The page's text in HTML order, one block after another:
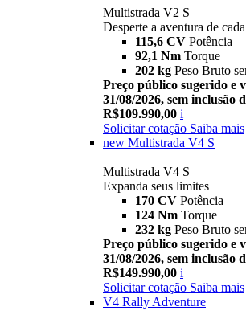
Multistrada V2 S
Desperte a aventura de
115,6 CV Potência
92,1 Nm Torque
202 kg Peso Bruto
Preço público sugerido e
31/08/2026, sem inclusão
R$109.990,00 i
Solicitar cotação Saiba mais
new Multistrada V4 S
Multistrada V4 S
Expanda seus limites
170 CV Potência
124 Nm Torque
232 kg Peso Bruto
Preço público sugerido e
31/08/2026, sem inclusão
R$149.990,00 i
Solicitar cotação Saiba mais
V4 Rally Adventure